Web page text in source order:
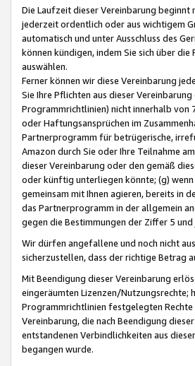
Die Laufzeit dieser Vereinbarung beginnt
jederzeit ordentlich oder aus wichtigem
automatisch und unter Ausschluss des
können kündigen, indem Sie sich über
auswählen.
Ferner können wir diese Vereinbarung
Sie Ihre Pflichten aus dieser
Programmrichtlinien) nicht innerhalb von
oder Haftungsansprüchen im
Partnerprogramm für betrügerische,
Amazon durch Sie oder Ihre Teilnahme
dieser Vereinbarung oder den gemäß
oder künftig unterliegen könnte; (g) wenn
gemeinsam mit Ihnen agieren, bereits in
das Partnerprogramm in der allgemein
gegen die Bestimmungen der Ziffer 5
Wir dürfen angefallene und noch nicht
sicherzustellen, dass der richtige Betrag
Mit Beendigung dieser Vereinbarung
eingeräumten Lizenzen/Nutzungsrechte;
Programmrichtlinien festgelegten
Vereinbarung, die nach Beendigung
entstandenen Verbindlichkeiten aus
begangen wurde.